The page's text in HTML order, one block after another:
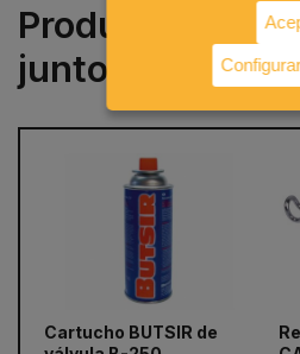
Productos que
juntos a
Cartucho BUTSIR de